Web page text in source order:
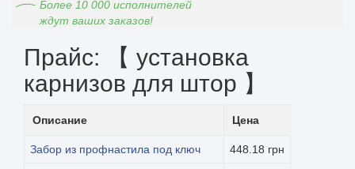
Более 10 000 исполнителей
ждут ваших заказов!
Прайс: 【 установка
карнизов для штор 】
Описание Цена
Забор из профнастила под ключ 448.18 грн